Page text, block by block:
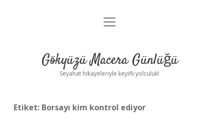
Anasayfa
Yasal Uyarı
menüyü
Gökyüzü Macera Günlüğü
Seyahat hikayeleriyle keyifli yolculuk!
Etiket: Borsayı kim kontrol ediyor